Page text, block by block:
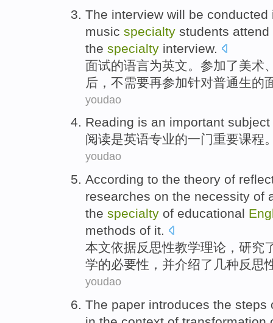
The interview will be conducted
music specialty students attend
the specialty interview.
面试的语言为英文 。 参加了美术
后 ， 不需要再参加针对普通生的
youdao
Reading is an important subject
阅读是英语专业的一门重要课程
youdao
According to the theory of
researches on the necessity of
the specialty of educational
methods of it.
本文依据反思性教学理论 ， 研究
学的必要性 ， 并介绍了 几种反思
youdao
The paper introduces the steps